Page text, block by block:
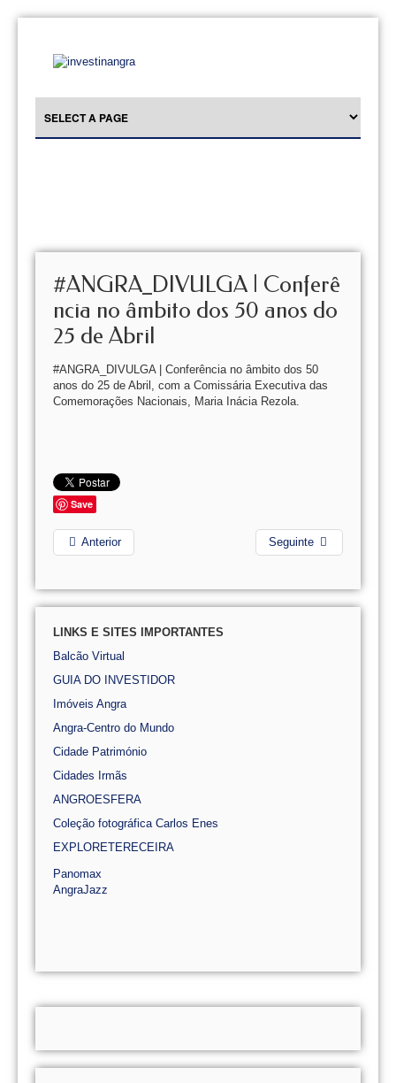
#ANGRA_DIVULGA | Conferê
ncia no âmbito dos 50 anos do
25 de Abril
#ANGRA_DIVULGA | Conferência no âmbito dos 50
anos do 25 de Abril, com a Comissária Executiva das
Comemorações Nacionais, Maria Inácia Rezola.
Save
Anterior Seguinte
LINKS E SITES IMPORTANTES
Balcão Virtual
GUIA DO INVESTIDOR
Imóveis Angra
Angra-Centro do Mundo
Cidade Património
Cidades Irmãs
ANGROESFERA
Coleção fotográfica Carlos Enes
EXPLORETERECEIRA
Panomax
AngraJazz